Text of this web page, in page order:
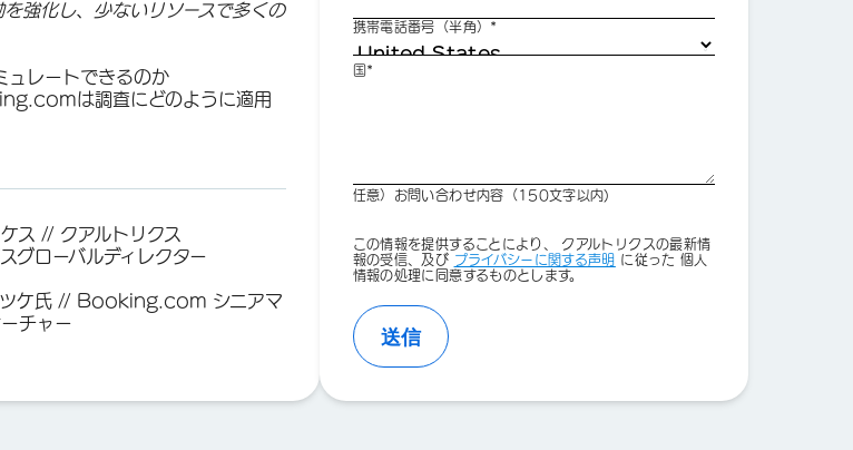
強化し、少ないリソースで多くの
レートできるのか
は調査にどのように適用
ス // クアルトリクス
グローバルディレクター
ツケ氏 // Booking.com シニアマ
チャー
携帯電話番号（半角）*
国*
任意）お問い合わせ内容（150文字以内)
Privacy
Optin
この情報を提供することにより、 クアルトリクスの最新情
報の受信、及び プライバシーに関する声明 に従った 個人
情報の処理に同意するものとします。
送信